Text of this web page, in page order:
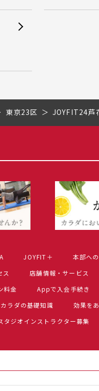
東京23区 JOYFIT24芦
JOYFIT＋ 本部へ
ス 店舗情報・サービス
料金
Appで入会手続き
ラダの基礎知識
効果を
タジオインストラクター募集